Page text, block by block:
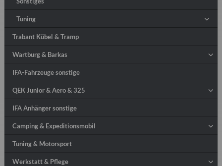
Tuning
Trabant Kübel & Tramp
Wartburg & Barkas
IFA-Fahrzeuge sonstige
QEK Junior & Aero & 325
IFA Anhänger sonstige
Camping & Expeditionsmobil
Tuning & Motorsport
Werkstatt & Pflege